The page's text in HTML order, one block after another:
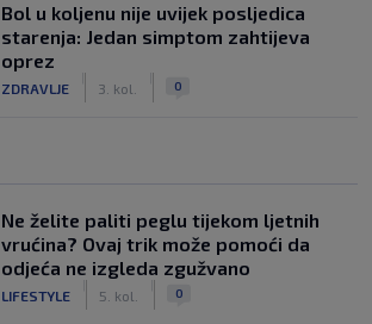
Bol u koljenu nije uvijek posljedica
starenja: Jedan simptom zahtijeva
oprez
ZDRAVLJE 3. kol. 0
Ne želite paliti peglu tijekom ljetnih
vrućina? Ovaj trik može pomoći da
odjeća ne izgleda zgužvano
LIFESTYLE 5. kol. 0